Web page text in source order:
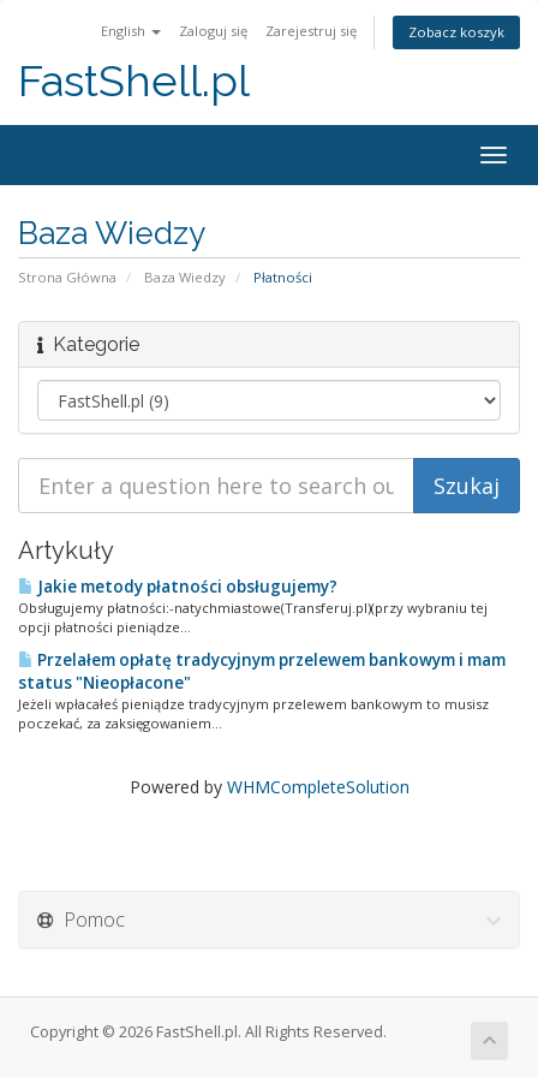
English Zaloguj się Zarejestruj się Zobacz koszyk
FastShell.pl
Baza Wiedzy
Strona Główna Baza Wiedzy Płatności
Kategorie
Artykuły
Jakie metody płatności obsługujemy?
Obsługujemy płatności:-natychmiastowe(Transferuj.pl)(przy wybraniu tej
opcji płatności pieniądze...
Przelałem opłatę tradycyjnym przelewem bankowym i mam
status "Nieopłacone"
Jeżeli wpłacałeś pieniądze tradycyjnym przelewem bankowym to musisz
poczekać, za zaksięgowaniem...
Powered by WHMCompleteSolution
Pomoc
Copyright © 2026 FastShell.pl. All Rights Reserved.